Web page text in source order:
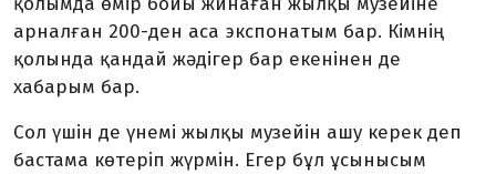
арналған 200-ден аса экспона­тым бар. Кімнің
қолында қандай жәдігер бар екенінен де
хабарым бар.
Сол үшін де үнемі жылқы музейін ашу керек деп
бастама көтеріп жүрмін. Егер бұл ұсыны­с­ым